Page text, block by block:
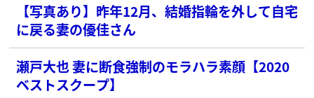
【写真あり】昨年12月、結婚指輪を外して自宅
に戻る妻の優佳さん
瀬戸大也 妻に断食強制のモラハラ素顔【2020
ベストスクープ】